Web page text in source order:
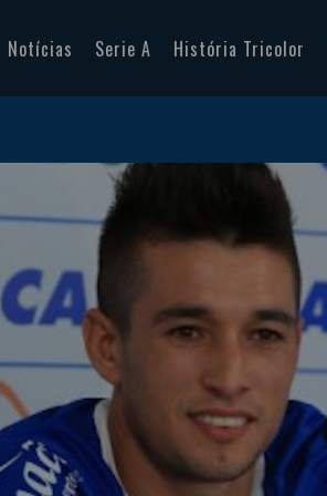
Notícias Serie A História Tricolor